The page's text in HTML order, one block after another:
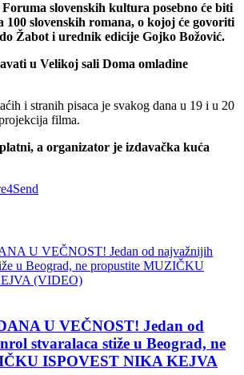
slovenskih kultura posebno će biti
100 slovenskih romana, o kojoj će govoriti
Žabot i urednik edicije Gojko Božović.
u Velikoj sali Doma omladine
i stranih pisaca je svakog dana u 19 i u 20
filma.
a organizator je izdavačka kuća
4Send
U VEČNOST! Jedan od
stvaralaca stiže u Beograd, ne
ISPOVEST NIKA KEJVA